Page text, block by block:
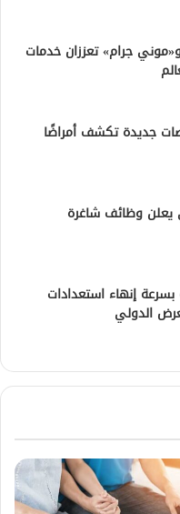
جرام» تعززان خدمات
جديدة تكشف أمراضًا
يعلن وظائف شاغرة
بسرعة إنهاء استعدادات
الدولي